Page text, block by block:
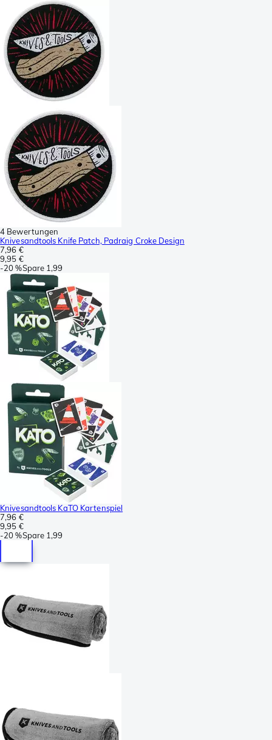
4 Bewertungen
Knivesandtools Knife Patch, Padraig Croke Design
7,96 €
9,95 €
-20 %Spare 1,99
Knivesandtools KaTO Kartenspiel
7,96 €
9,95 €
-20 %Spare 1,99